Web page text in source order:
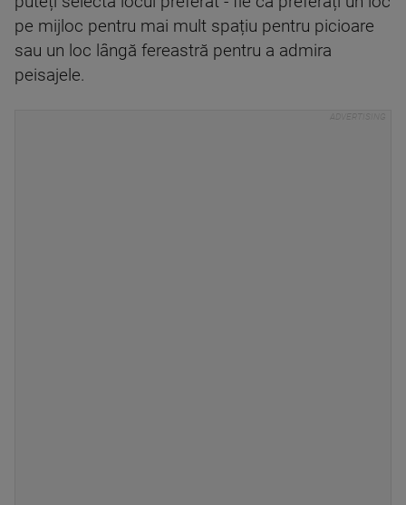
pe mijloc pentru mai mult spațiu pentru picioare
sau un loc lângă fereastră pentru a admira
peisajele.